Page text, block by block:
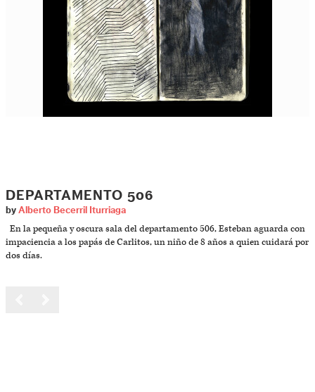
DEPARTAMENTO 506
by Alberto Becerril Iturriaga
En la pequeña y oscura sala del departamento 506, Esteban aguarda con
impaciencia a los papás de Carlitos, un niño de 8 años a quien cuidará por
dos días.